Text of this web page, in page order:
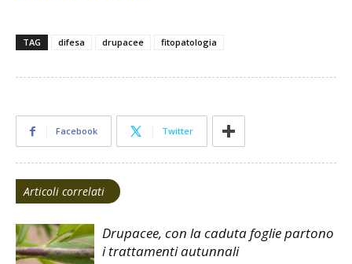
TAG difesa drupacee fitopatologia
Facebook Twitter
Articoli correlati
Drupacee, con la caduta foglie partono
i trattamenti autunnali